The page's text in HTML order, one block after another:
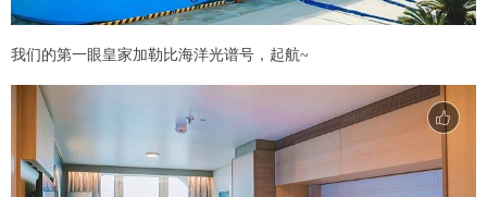
我们的第一眼皇家加勒比海洋光谱号，起航~